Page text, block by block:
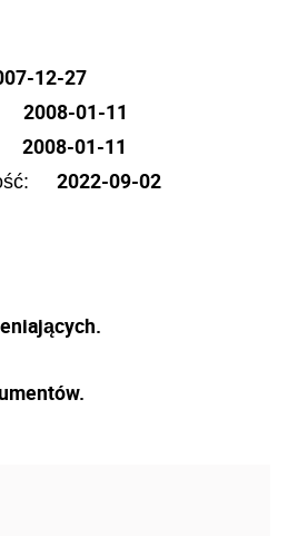
12-27
2008-01-11
2008-01-11
2022-09-02